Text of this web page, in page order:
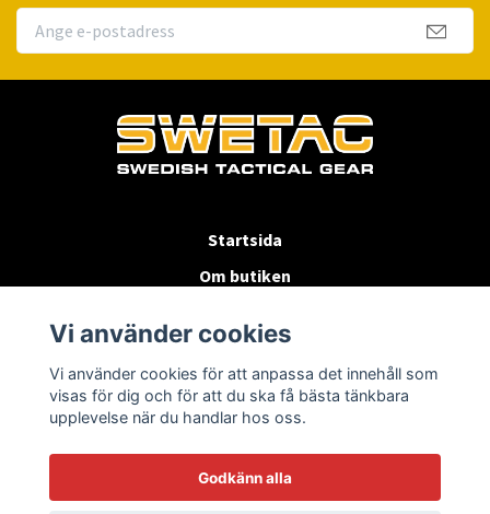
Startsida
Om butiken
Byten & Returer
Kontakta oss
Vi använder cookies
Vi använder cookies för att anpassa det innehåll som
visas för dig och för att du ska få bästa tänkbara
upplevelse när du handlar hos oss.
Godkänn alla